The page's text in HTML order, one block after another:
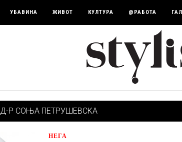
УБАВИНА ЖИВОТ КУЛТУРА @РАБОТА
Д-Р СОЊА ПЕТРУШЕВСКА
НЕГА